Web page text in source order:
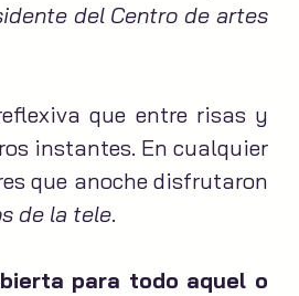
del Centro de artes
que entre risas y
instantes. En cualquier
que anoche disfrutaron
de la tele.
para todo aquel o